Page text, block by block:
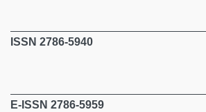
ISSN 2786-5940
E-ISSN 2786-5959